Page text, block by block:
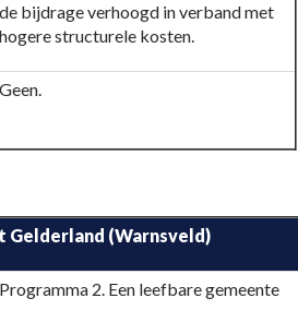
de bijdrage verhoogd in verband met
hogere structurele kosten.
Geen.
Gelderland (Warnsveld)
Programma 2. Een leefbare gemeente